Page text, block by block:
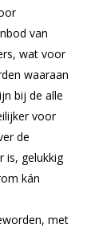
van
wat voor
waaraan
bij de alle
voor
de
is, gelukkig
kán
met